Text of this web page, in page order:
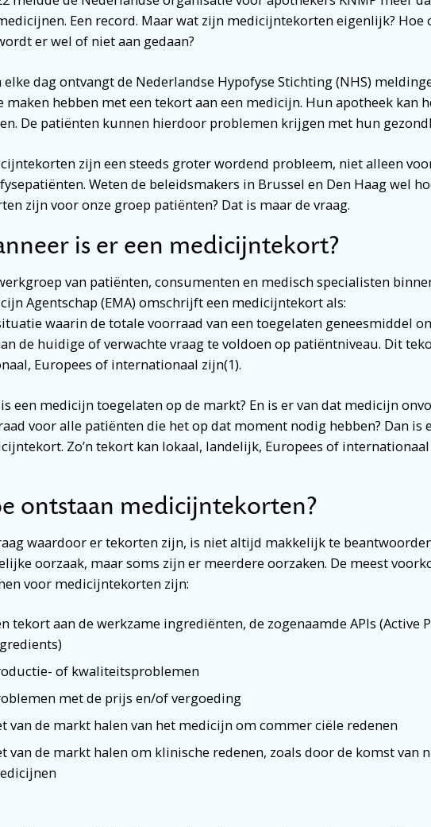
Een record. Maar wat zijn medicijntekorten eigenlijk? Hoe
er wel of niet aan gedaan?
elke dag ontvangt de Nederlandse Hypofyse Stichting (NHS)
maken hebben met een tekort aan een medicijn. Hun apotheek kan
De patiënten kunnen hierdoor problemen krijgen met hun
zijn een steeds groter wordend probleem, niet alleen
Weten de beleidsmakers in Brussel en Den Haag wel
zijn voor onze groep patiënten? Dat is maar de vraag.
is er een medicijntekort?
van patiënten, consumenten en medisch specialisten
Agentschap (EMA) omschrijft een medicijntekort als:
waarin de totale voorraad van een toegelaten geneesmiddel
de huidige of verwachte vraag te voldoen op patiëntniveau. Dit
Europees of internationaal zijn(1).
een medicijn toegelaten op de markt? En is er van dat medicijn
voor alle patiënten die het op dat moment nodig hebben? Dan is
Zo’n tekort kan lokaal, landelijk, Europees of
ontstaan medicijntekorten?
waardoor er tekorten zijn, is niet altijd makkelijk te
oorzaak, maar soms zijn er meerdere oorzaken. De meest
voor medicijntekorten zijn:
tekort aan de werkzame ingrediënten, de zogenaamde APIs (Active
of kwaliteitsproblemen
met de prijs en/of vergoeding
van de markt halen van het medicijn om commer ciële redenen
van de markt halen om klinische redenen, zoals door de komst van